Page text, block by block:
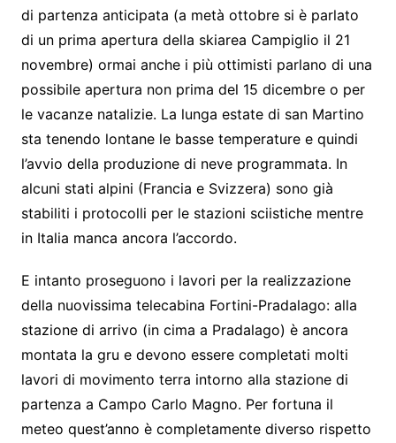
di partenza anticipata (a metà ottobre si è parlato
di un prima apertura della skiarea Campiglio il 21
novembre) ormai anche i più ottimisti parlano di una
possibile apertura non prima del 15 dicembre o per
le vacanze natalizie. La lunga estate di san Martino
sta tenendo lontane le basse temperature e quindi
l’avvio della produzione di neve programmata. In
alcuni stati alpini (Francia e Svizzera) sono già
stabiliti i protocolli per le stazioni sciistiche mentre
in Italia manca ancora l’accordo.
E intanto proseguono i lavori per la realizzazione
della nuovissima telecabina Fortini-Pradalago: alla
stazione di arrivo (in cima a Pradalago) è ancora
montata la gru e devono essere completati molti
lavori di movimento terra intorno alla stazione di
partenza a Campo Carlo Magno. Per fortuna il
meteo quest’anno è completamente diverso rispetto